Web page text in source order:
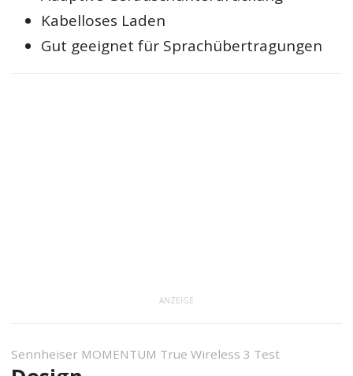
Kabelloses Laden
Gut geeignet für Sprachübertragungen
ANZEIGE
Sennheiser MOMENTUM True Wireless 3 Test